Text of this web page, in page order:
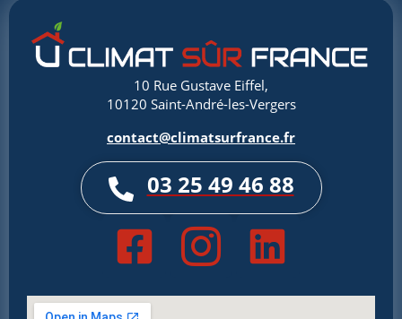
10 Rue Gustave Eiffel,
10120 Saint-André-les-Vergers
contact@climatsurfrance.fr
03 25 49 46 88